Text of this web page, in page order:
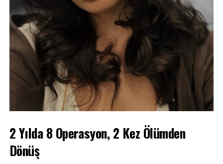
2 Yılda 8 Operasyon, 2 Kez Ölümden
Dönüş